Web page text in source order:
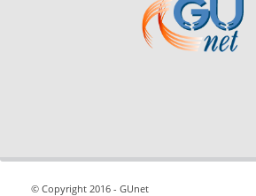
© Copyright 2016 - GUnet